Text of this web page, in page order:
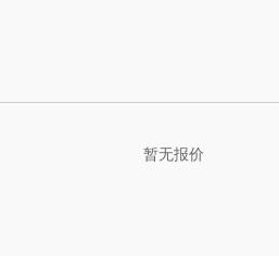
暂无报价